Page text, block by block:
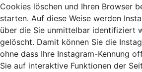
Cookies löschen und Ihren Browser
starten. Auf diese Weise werden
über die Sie unmittelbar identifiziert
gelöscht. Damit können Sie die
ohne dass Ihre Instagram-Kennung
Sie auf interaktive Funktionen der